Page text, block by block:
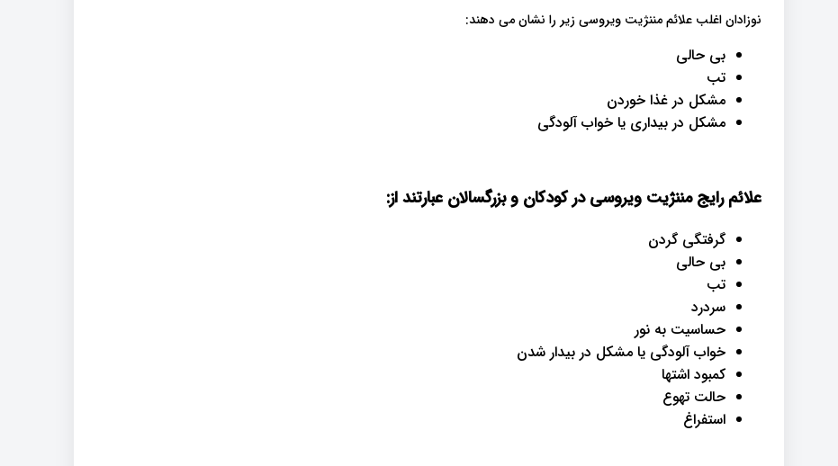
نوزادان اغلب علائم مننژیت ویروسی زیر را نشان می دهند:
بی حالی
تب
مشکل در غذا خوردن
مشکل در بیداری یا خواب آلودگی
علائم رایج مننژیت ویروسی در کودکان و بزرگسالان عبارتند از:
گرفتگی گردن
بی حالی
تب
سردرد
حساسیت به نور
خواب آلودگی یا مشکل در بیدار شدن
کمبود اشتها
حالت تهوع
استفراغ